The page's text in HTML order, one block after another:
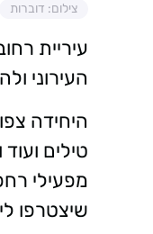
צילום: דוברות
עיריית
העירוני
היחידה
טילים
מפעילי
שיצטרפו